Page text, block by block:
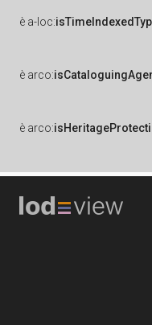
è a-loc:
è arco:
è arco: